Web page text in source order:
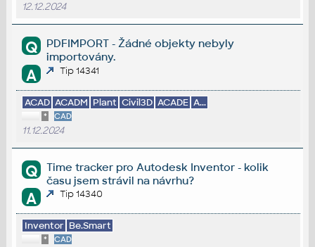
12.12.2024
Q
PDFIMPORT - Žádné objekty nebyly
importovány.
A Tip 14341
ACAD ACADM Plant Civil3D ACADE A...
* CAD
11.12.2024
Q
Time tracker pro Autodesk Inventor - kolik
času jsem strávil na návrhu?
A Tip 14340
Inventor Be.Smart
* CAD